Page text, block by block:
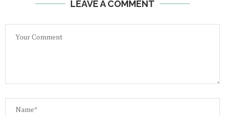
LEAVE A COMMENT